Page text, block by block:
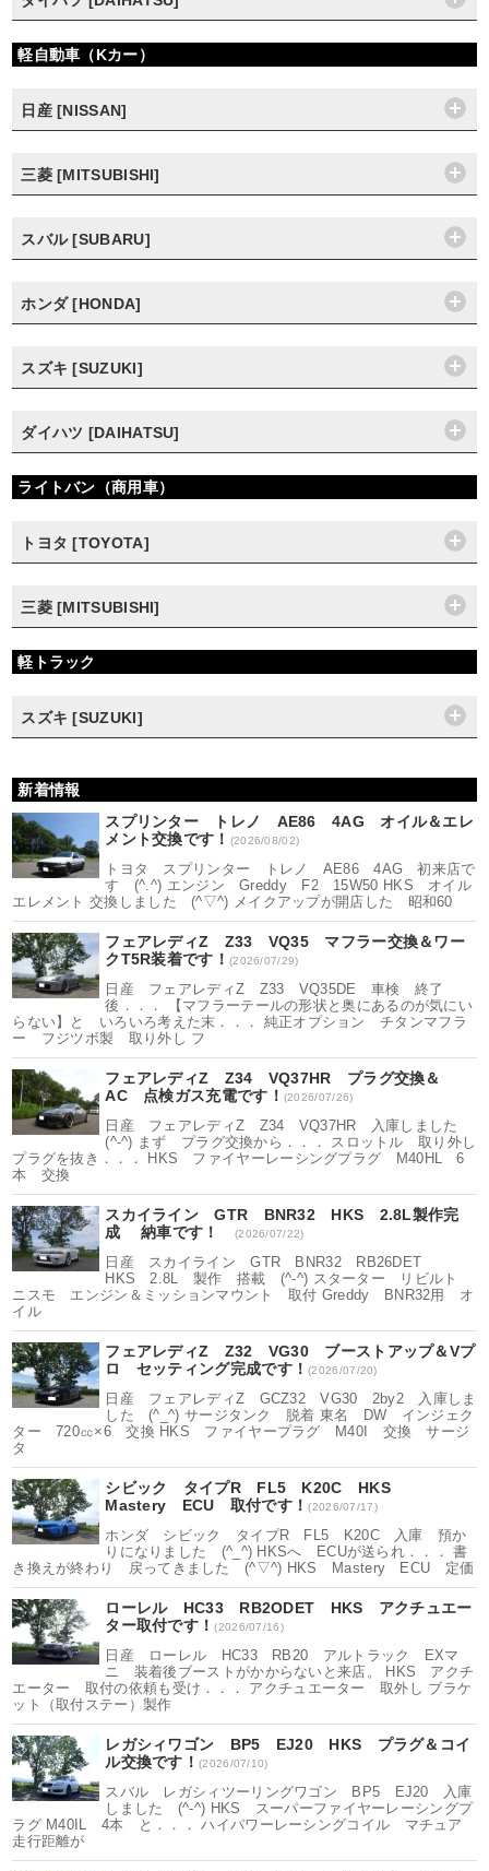
軽自動車（Kカー）
日産 [NISSAN]
三菱 [MITSUBISHI]
スバル [SUBARU]
ホンダ [HONDA]
スズキ [SUZUKI]
ダイハツ [DAIHATSU]
ライトバン（商用車）
トヨタ [TOYOTA]
三菱 [MITSUBISHI]
軽トラック
スズキ [SUZUKI]
新着情報
スプリンター トレノ AE86 4AG オイル＆エレ
メント交換です！ (2026/08/02)
トヨタ スプリンター トレノ AE86 4AG 初来店で
す (^.^) エンジン Greddy F2 15W50 HKS オイル
エレメント 交換しました (^▽^) メイクアップが開店した 昭和60
フェアレディZ Z33 VQ35 マフラー交換＆ワー
クT5R装着です！ (2026/07/29)
日産 フェアレディZ Z33 VQ35DE 車検 終了
後．．． 【マフラーテールの形状と奥にあるのが気にい
らない】と いろいろ考えた末．．． 純正オプション チタンマフラ
ー フジツボ製 取り外し フ
フェアレディZ Z34 VQ37HR プラグ交換＆
AC 点検ガス充電です！ (2026/07/26)
日産 フェアレディZ Z34 VQ37HR 入庫しました
(^-^) まず プラグ交換から．．． スロットル 取り外し
プラグを抜き．．． HKS ファイヤーレーシングプラグ M40HL 6
本 交換
スカイライン GTR BNR32 HKS 2.8L製作完
成 納車です！
(2026/07/22)
日産 スカイライン GTR BNR32 RB26DET
HKS 2.8L 製作 搭載 (^-^) スターター リビルト
ニスモ エンジン＆ミッションマウント 取付 Greddy BNR32用 オ
イル
フェアレディZ Z32 VG30 ブーストアップ＆Vプ
ロ セッティング完成です！(2026/07/20)
日産 フェアレディZ GCZ32 VG30 2by2 入庫しま
した (^_^) サージタンク 脱着 東名 DW インジェク
ター 720㏄×6 交換 HKS ファイヤープラグ M40I 交換 サージ
タ
シビック タイプR FL5 K20C HKS
Mastery ECU 取付です！(2026/07/17)
ホンダ シビック タイプR FL5 K20C 入庫 預か
りになりました (^_^) HKSへ ECUが送られ．．． 書
き換えが終わり 戻ってきました (^▽^) HKS Mastery ECU 定価
ローレル HC33 RB2ODET HKS アクチュエー
ター取付です！(2026/07/16)
日産 ローレル HC33 RB20 アルトラック EXマ
ニ 装着後ブーストがかからないと来店。 HKS アクチ
エーター 取付の依頼も受け．．． アクチュエーター 取外し ブラケ
ット（取付ステー）製作
レガシィワゴン BP5 EJ20 HKS プラグ＆コイ
ル交換です！(2026/07/10)
スバル レガシィツーリングワゴン BP5 EJ20 入庫
しました (^-^) HKS スーパーファイヤーレーシングプ
ラグ M40IL 4本 と．．． ハイパワーレーシングコイル マチュア
走行距離が